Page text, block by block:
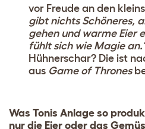
vor Freude an den
gibt nichts Schöneres,
gehen und warme Eier
fühlt sich wie Magie
Hühnerschar? Die ist
aus Game of Thrones
Was Tonis Anlage so
nur die Eier oder das